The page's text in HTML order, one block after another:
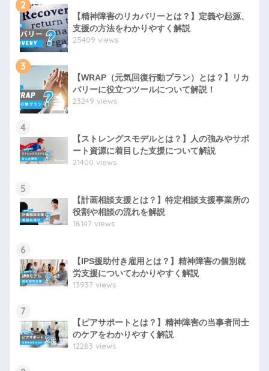
2
【精神障害のリカバリーとは？】定義や起源、
支援の方法をわかりやすく解説
25409 views
3
【WRAP（元気回復行動プラン）とは？】リカ
バリーに役立つツールについて解説！
23249 views
4
【ストレングスモデルとは？】人の強みやサポ
ート資源に着目した支援について解説
21400 views
5
【計画相談支援とは？】特定相談支援事業所の
役割や相談の流れを解説
18147 views
6
【IPS援助付き雇用とは？】精神障害の個別就
労支援についてわかりやすく解説
13937 views
7
【ピアサポートとは？】精神障害の当事者同士
のケアをわかりやすく解説
12283 views